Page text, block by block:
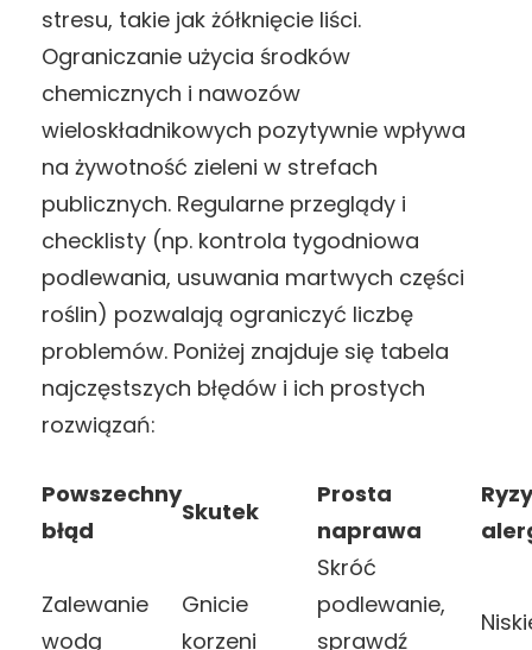
stresu, takie jak żółknięcie liści.
Ograniczanie użycia środków
chemicznych i nawozów
wieloskładnikowych pozytywnie wpływa
na żywotność zieleni w strefach
publicznych. Regularne przeglądy i
checklisty (np. kontrola tygodniowa
podlewania, usuwania martwych części
roślin) pozwalają ograniczyć liczbę
problemów. Poniżej znajduje się tabela
najczęstszych błędów i ich prostych
rozwiązań:
Powszechny
błąd
Skutek
Prosta
naprawa
Zalewanie
wodą
Gnicie
korzeni
Skróć
podlewanie,
sprawdź